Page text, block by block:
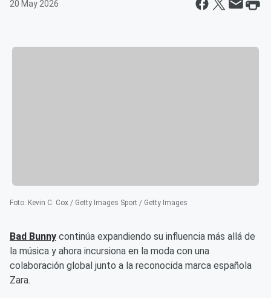
20 May 2026
Foto: Kevin C. Cox / Getty Images Sport / Getty Images
Bad Bunny continúa expandiendo su influencia más allá de
la música y ahora incursiona en la moda con una
colaboración global junto a la reconocida marca española
Zara.